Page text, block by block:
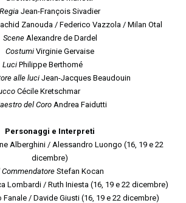
Regia Jean-François Sivadier
Zanouda / Federico Vazzola / Milan Otal
SceneAlexandre de Dardel
Costumi Virginie Gervaise
Luci Philippe Berthomé
alle luciJean-Jacques Beaudouin
Cécile Kretschmar
del Coro Andrea Faidutti
Personaggi e Interpreti
Alberghini / Alessandro Luongo (16, 19 e 22
dicembre)
Commendatore Stefan Kocan
Lombardi / Ruth Iniesta (16, 19 e 22 dicembre)
Fanale / Davide Giusti (16, 19 e 22 dicembre)